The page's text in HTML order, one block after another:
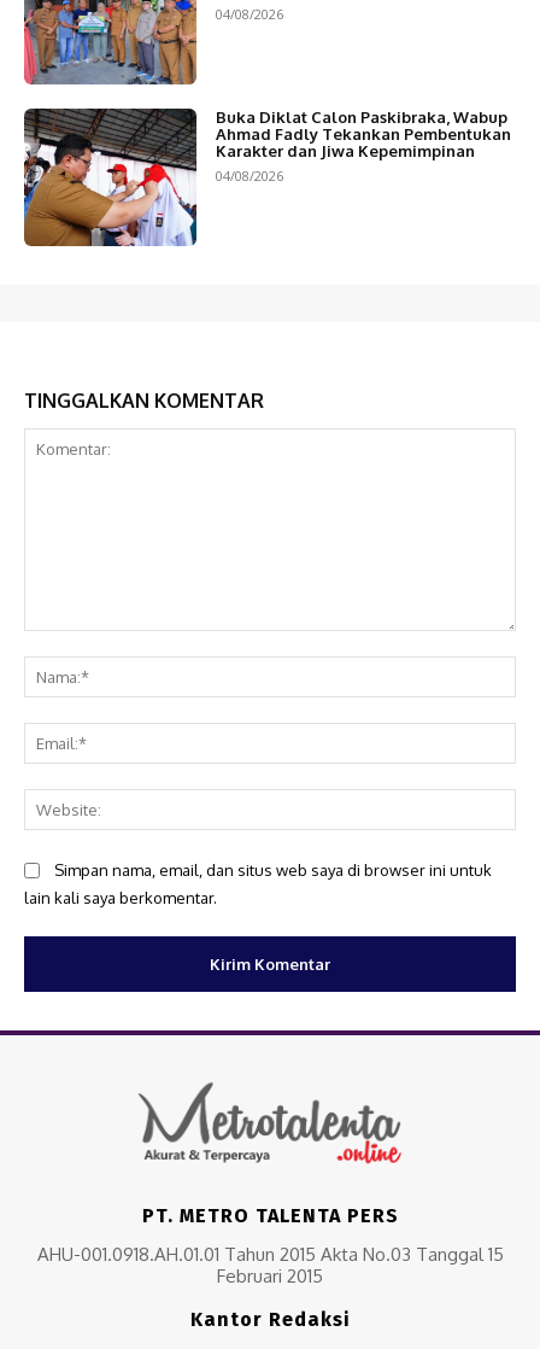
04/08/2026
Buka Diklat Calon Paskibraka, Wabup
Ahmad Fadly Tekankan Pembentukan
Karakter dan Jiwa Kepemimpinan
04/08/2026
TINGGALKAN KOMENTAR
Simpan nama, email, dan situs web saya di browser ini untuk
lain kali saya berkomentar.
PT. METRO TALENTA PERS
AHU-001.0918.AH.01.01 Tahun 2015 Akta No.03 Tanggal 15
Februari 2015
Kantor Redaksi